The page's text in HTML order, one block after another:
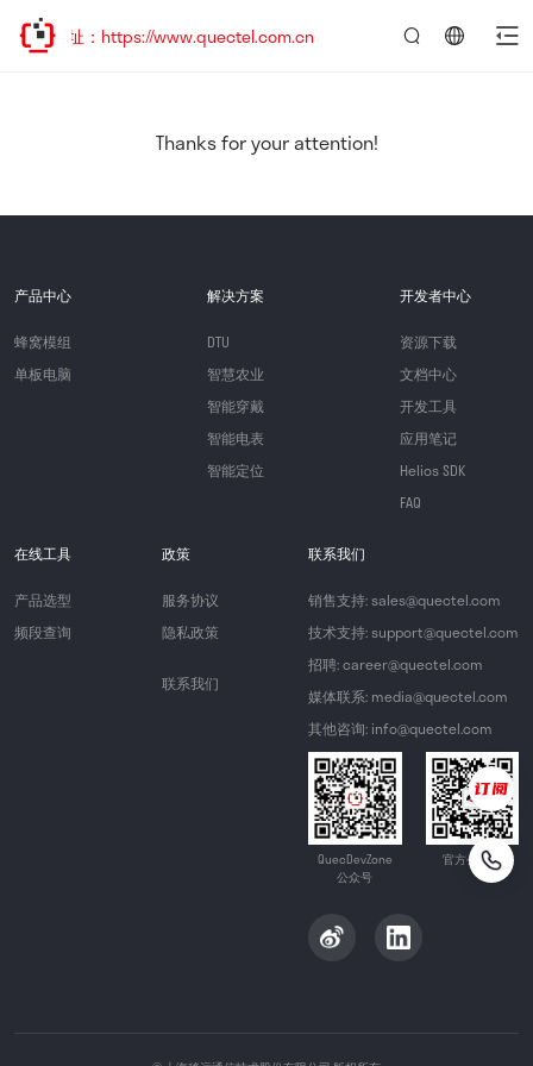
访问新址：https://www.quectel.com.cn
Thanks for your attention!
产品中心
蜂窝模组
单板电脑
解决方案
DTU
智慧农业
智能穿戴
智能电表
智能定位
开发者中心
资源下载
文档中心
开发工具
应用笔记
Helios SDK
FAQ
在线工具
产品选型
频段查询
政策
服务协议
隐私政策
联系我们
联系我们
销售支持: sales@quectel.com
技术支持: support@quectel.com
招聘: career@quectel.com
媒体联系: media@quectel.com
其他咨询: info@quectel.com
QuecDevZone
公众号
官方公众号